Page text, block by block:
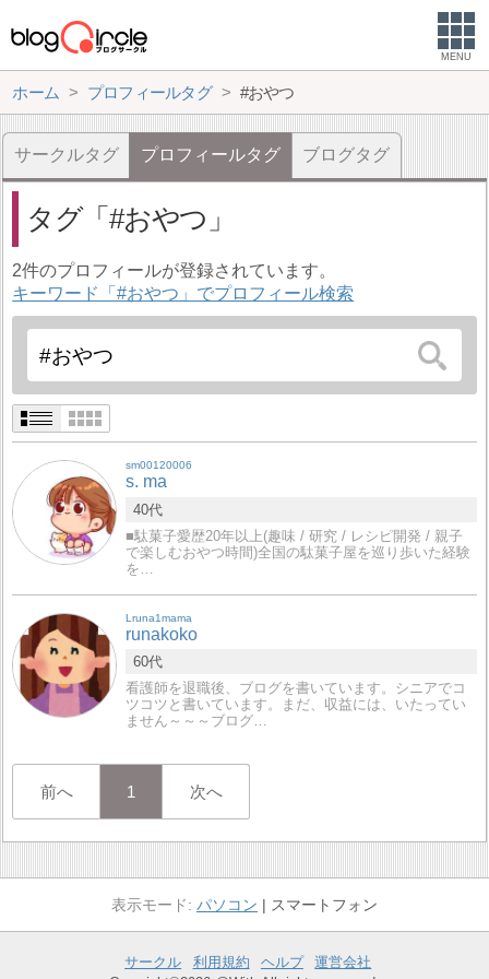
MENU
ホーム プロフィールタグ #おやつ
サークルタグ プロフィールタグ ブログタグ
タグ #おやつ
2件のプロフィールが登録されています。
キーワード「#おやつ」でプロフィール検索
sm00120006
s. ma
40代
■駄菓子愛歴20年以上(趣味 / 研究 / レシピ開発 / 親子
で楽しむおやつ時間)全国の駄菓子屋を巡り歩いた経験
を…
Lruna1mama
runakoko
60代
看護師を退職後、ブログを書いています。シニアでコ
ツコツと書いています。まだ、収益には、いたってい
ません～～～ブログ…
前へ 1 次へ
パソコン スマートフォン
サークル 利用規約 ヘルプ
運営会社